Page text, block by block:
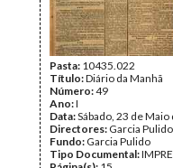
Pasta: 10435.022
Título:Diário da Manhã
Número:49
Ano:I
Data:Sábado, 23 de
Directores: Garcia Pulido
Fundo: Garcia Pulido
Tipo Documental: